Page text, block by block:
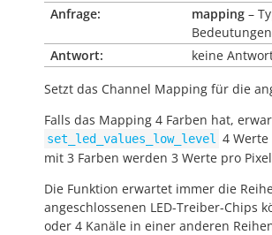
Anfrage:
mapping –
Antwort:
keine
Setzt das Channel Mapping für die
Falls das Mapping 4 Farben hat,
set_led_values_low_level
4
mit 3 Farben werden 3 Werte pro
Die Funktion erwartet immer die
angeschlossenen LED-Treiber-Chips
oder 4 Kanäle in einer anderen